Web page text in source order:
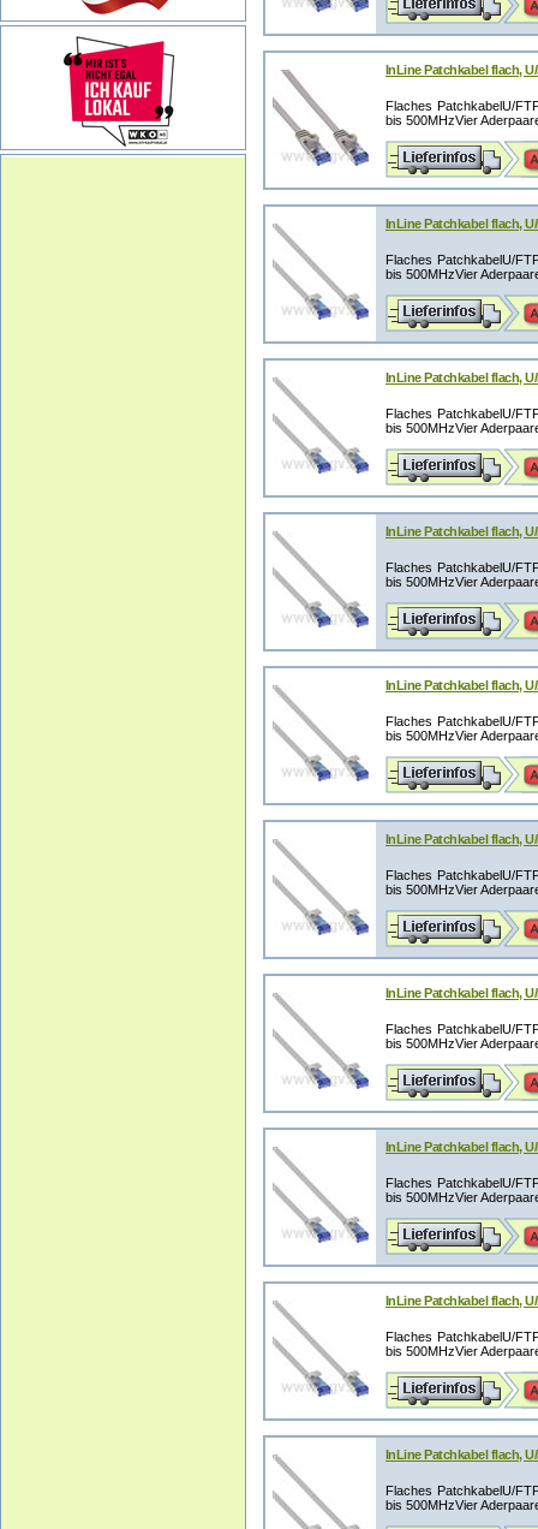
InLine Patchkabel flach,
Flaches PatchkabelU/
bis 500MHzVier
InLine Patchkabel flach,
Flaches PatchkabelU/
bis 500MHzVier
InLine Patchkabel flach,
Flaches PatchkabelU/
bis 500MHzVier
InLine Patchkabel flach,
Flaches PatchkabelU/
bis 500MHzVier
InLine Patchkabel flach,
Flaches PatchkabelU/
bis 500MHzVier
InLine Patchkabel flach,
Flaches PatchkabelU/
bis 500MHzVier
InLine Patchkabel flach,
Flaches PatchkabelU/
bis 500MHzVier
InLine Patchkabel flach,
Flaches PatchkabelU/
bis 500MHzVier
InLine Patchkabel flach,
Flaches PatchkabelU/
bis 500MHzVier
InLine Patchkabel flach,
Flaches PatchkabelU/
bis 500MHzVier